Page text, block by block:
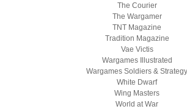
The Courier
The Wargamer
TNT Magazine
Tradition Magazine
Vae Victis
Wargames Illustrated
Wargames Soldiers & Strategy
White Dwarf
Wing Masters
World at War